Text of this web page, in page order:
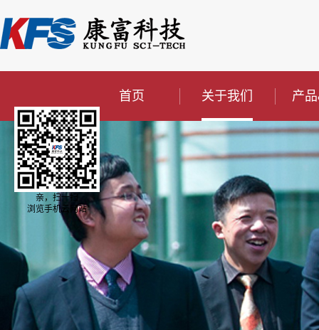
首页 关于我们 产
亲，扫一扫
浏览手机云网站